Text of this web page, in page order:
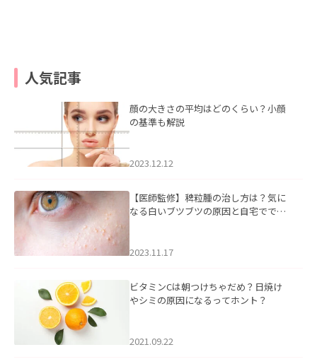
人気記事
顔の大きさの平均はどのくらい？小顔
の基準も解説
2023.12.12
【医師監修】稗粒腫の治し方は？気に
なる白いブツブツの原因と自宅ででき
2023.11.17
ビタミンCは朝つけちゃだめ？日焼け
やシミの原因になるってホント？
2021.09.22